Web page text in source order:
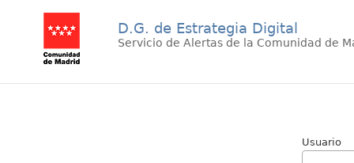
D.G. de Estrategia Digital
Servicio de Alertas de la Comunidad de
Usuario